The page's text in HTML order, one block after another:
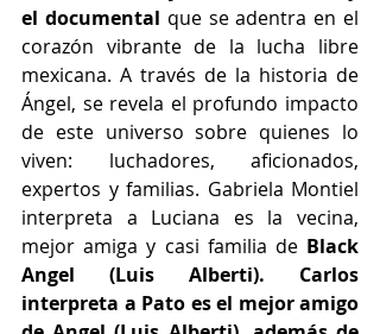
el documental que se adentra en el
corazón vibrante de la lucha libre
mexicana. A través de la historia de
Ángel, se revela el profundo impacto
de este universo sobre quienes lo
viven: luchadores, aficionados,
expertos y familias. Gabriela Montiel
interpreta a Luciana es la vecina,
mejor amiga y casi familia de Black
Angel (Luis Alberti). Carlos
interpreta a Pato es el mejor amigo